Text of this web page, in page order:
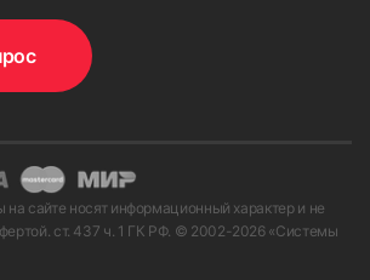
сайте носят информационный характер и не
ст. 437 ч. 1 ГК РФ. © 2002-2026 «Системы